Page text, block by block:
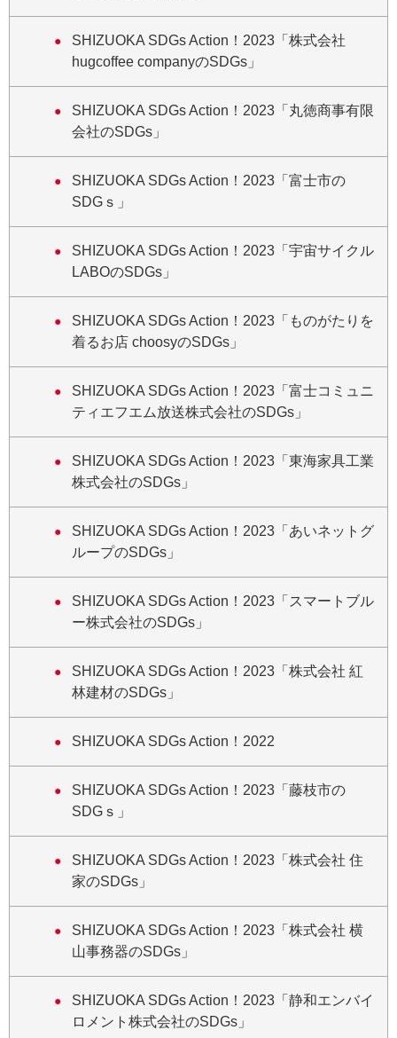
SHIZUOKA SDGs Action！2023「株式会社
hugcoffee companyのSDGs」
SHIZUOKA SDGs Action！2023「丸徳商事有限
会社のSDGs」
SHIZUOKA SDGs Action！2023「富士市の
SDGｓ」
SHIZUOKA SDGs Action！2023「宇宙サイクル
LABOのSDGs」
SHIZUOKA SDGs Action！2023「ものがたりを
着るお店 choosyのSDGs」
SHIZUOKA SDGs Action！2023「富士コミュニ
ティエフエム放送株式会社のSDGs」
SHIZUOKA SDGs Action！2023「東海家具工業
株式会社のSDGs」
SHIZUOKA SDGs Action！2023「あいネットグ
ループのSDGs」
SHIZUOKA SDGs Action！2023「スマートブル
ー株式会社のSDGs」
SHIZUOKA SDGs Action！2023「株式会社 紅
林建材のSDGs」
SHIZUOKA SDGs Action！2022
SHIZUOKA SDGs Action！2023「藤枝市の
SDGｓ」
SHIZUOKA SDGs Action！2023「株式会社 住
家のSDGs」
SHIZUOKA SDGs Action！2023「株式会社 横
山事務器のSDGs」
SHIZUOKA SDGs Action！2023「静和エンバイ
ロメント株式会社のSDGs」